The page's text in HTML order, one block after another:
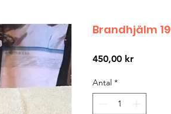
Brandhjälm
450,00 krPris
Antal *